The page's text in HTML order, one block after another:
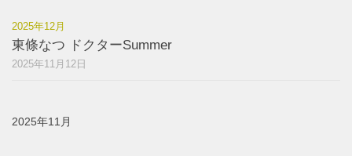
2025年12月
東條なつ ドクターSummer
2025年11月12日
2025年11月